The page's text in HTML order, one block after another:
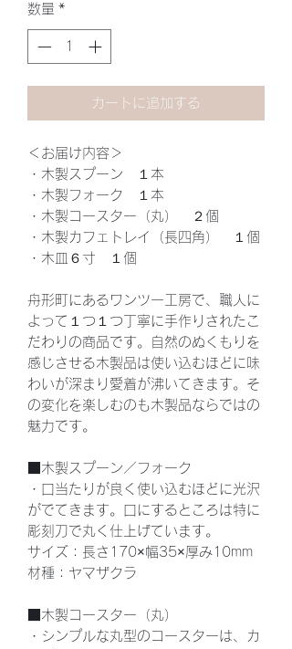
数量 *
カートに追加する
＜お届け内容＞
・木製スプーン １本
・木製フォーク １本
・木製コースター（丸） ２個
・木製カフェトレイ（長四角） １個
・木皿６寸 １個
舟形町にあるワンツー工房で、職人に
よって１つ１つ丁寧に手作りされたこ
だわりの商品です。自然のぬくもりを
感じさせる木製品は使い込むほどに味
わいが深まり愛着が沸いてきます。そ
の変化を楽しむのも木製品ならではの
魅力です。
■木製スプーン／フォーク
・口当たりが良く使い込むほどに光沢
がでてきます。口にするところは特に
彫刻刀で丸く仕上げています。
サイズ：長さ170×幅35×厚み10mm
材種：ヤマザクラ
■木製コースター（丸）
・シンプルな丸型のコースターは、カ